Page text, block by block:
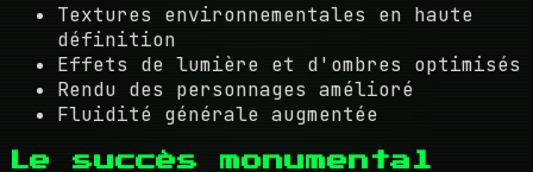
Textures environnementales en haute
définition
Effets de lumière et d'ombres optimisés
Rendu des personnages amélioré
Fluidité générale augmentée
Le succès monumental